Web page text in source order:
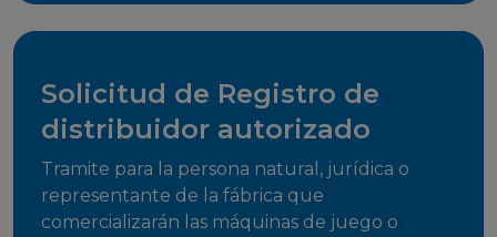
Solicitud de Registro de
distribuidor autorizado
Tramite para la persona natural, jurídica o
representante de la fábrica que
comercializarán las máquinas de juego o